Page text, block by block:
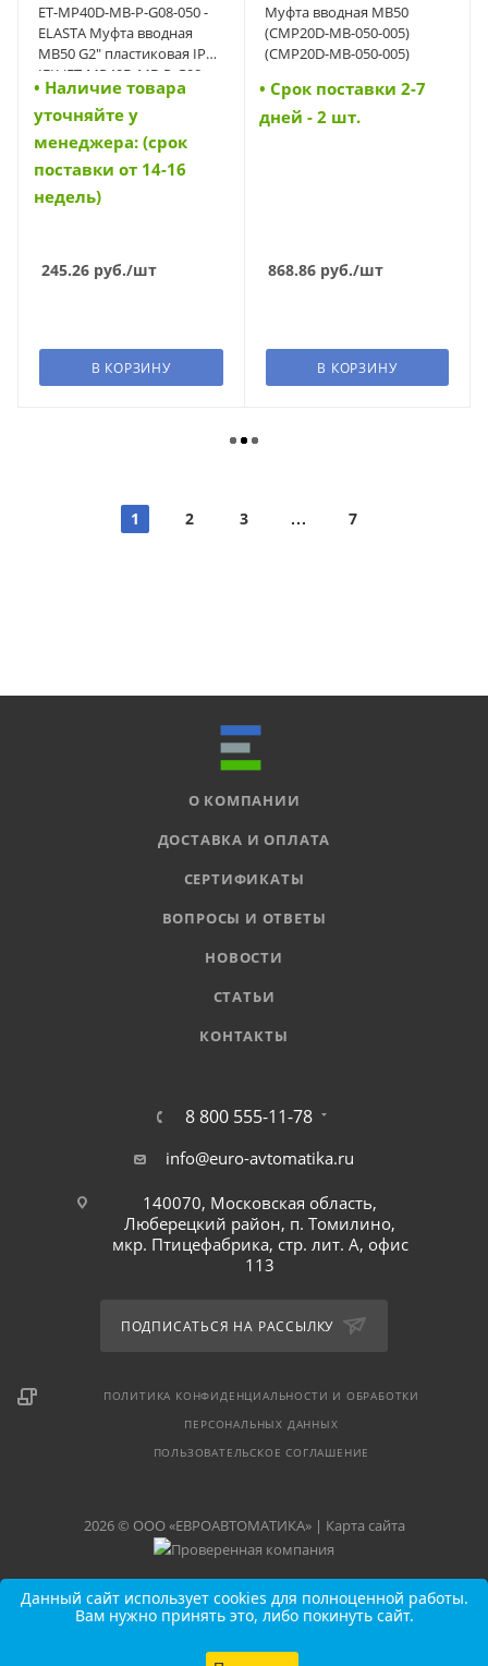
ET-MP40D-MB-P-G08-050 -
ELASTA Муфта вводная
MB50 G2" пластиковая IP40
IEK (ET-MP40D-MB-P-G08-
050)
• Наличие товара
уточняйте у
менеджера: (срок
поставки от 14-16
недель)
245.26 руб./шт
В КОРЗИНУ
Муфта вводная MB50
(CMP20D-MB-050-005)
(CMP20D-MB-050-005)
• Cрок поставки 2-7
дней - 2 шт.
868.86руб./шт
В КОРЗИНУ
1 2 3 7
О КОМПАНИИ
ДОСТАВКА И ОПЛАТА
СЕРТИФИКАТЫ
ВОПРОСЫ И ОТВЕТЫ
НОВОСТИ
СТАТЬИ
КОНТАКТЫ
8 800 555-11-78
info@euro-avtomatika.ru
140070, Московская область,
Люберецкий район, п. Томилино,
мкр. Птицефабрика, стр. лит. А, офис
113
ПОДПИСАТЬСЯ НА РАССЫЛКУ
ПОЛИТИКА КОНФИДЕНЦИАЛЬНОСТИ И ОБРАБОТКИ
ПЕРСОНАЛЬНЫХ ДАННЫХ
ПОЛЬЗОВАТЕЛЬСКОЕ СОГЛАШЕНИЕ
2026 © ООО «ЕВРОАВТОМАТИКА» | Карта сайта
Данный сайт использует cookies для полноценной работы.
Вам нужно принять это, либо покинуть сайт.